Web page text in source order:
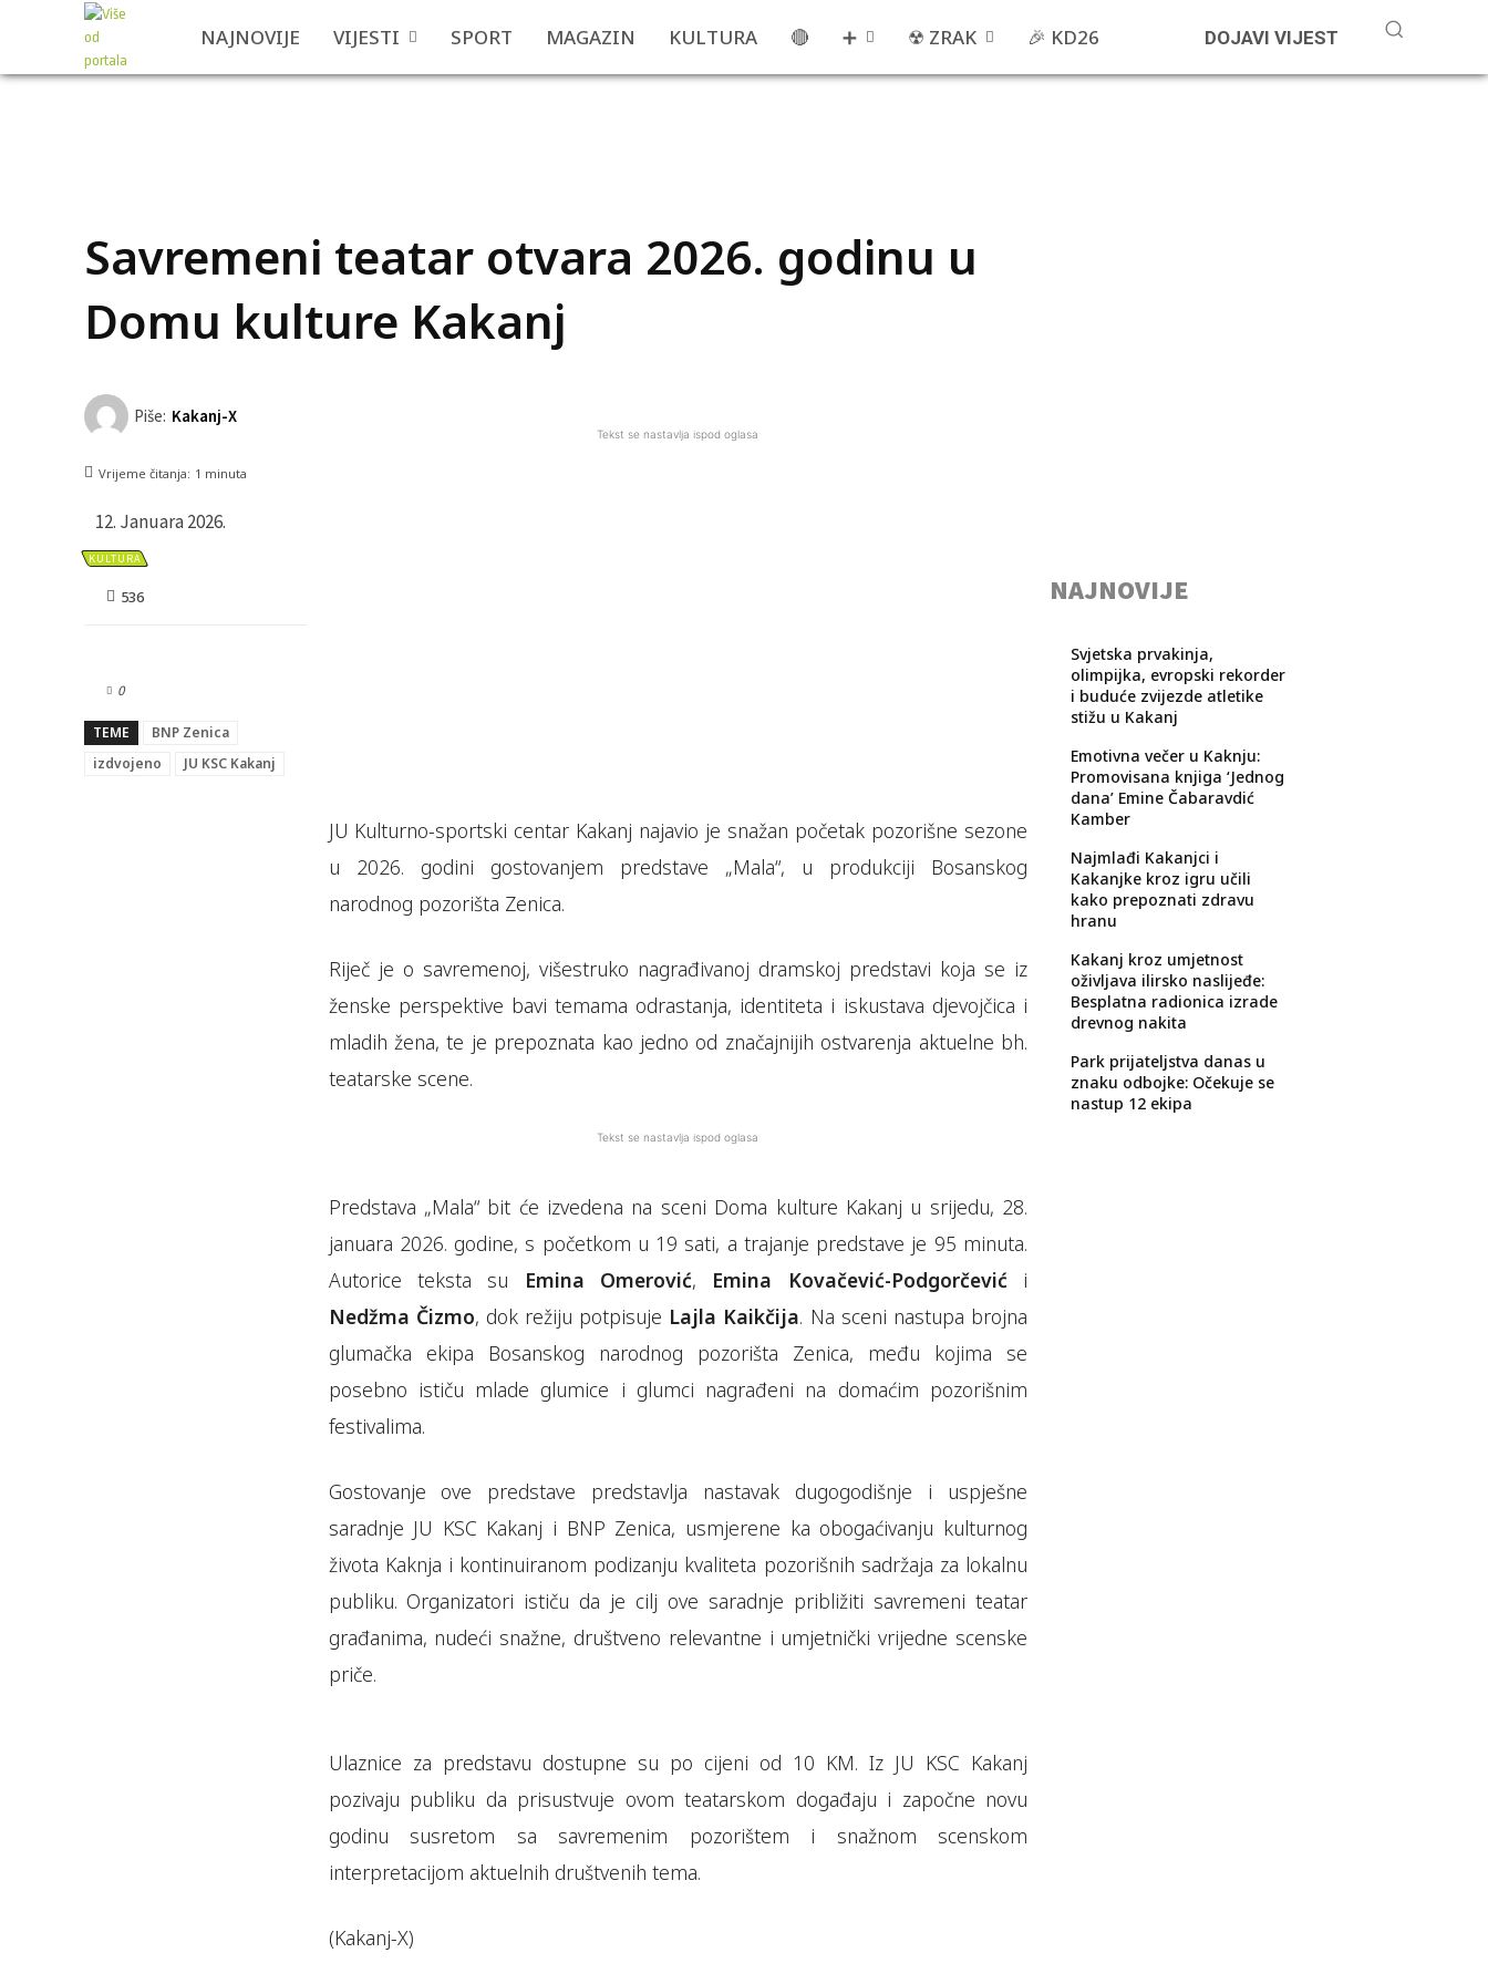
NAJNOVIJE VIJESTI SPORT MAGAZIN KULTURA 🔴 ➕ ☢ ZRAK 🎉 KD26 DOJAVI VIJEST
Savremeni teatar otvara 2026. godinu u
Domu kulture Kakanj
Piše: Kakanj-X
Vrijeme čitanja: 1 minuta
12. Januara 2026.
KULTURA
536
0
TEME
BNP Zenica
izdvojeno
JU KSC Kakanj
Tekst se nastavlja ispod oglasa
JU Kulturno-sportski centar Kakanj najavio je snažan početak pozorišne sezone
u 2026. godini gostovanjem predstave „Mala“, u produkciji Bosanskog
narodnog pozorišta Zenica.
Riječ je o savremenoj, višestruko nagrađivanoj dramskoj predstavi koja se iz
ženske perspektive bavi temama odrastanja, identiteta i iskustava djevojčica i
mladih žena, te je prepoznata kao jedno od značajnijih ostvarenja aktuelne bh.
teatarske scene.
Tekst se nastavlja ispod oglasa
Predstava „Mala“ bit će izvedena na sceni Doma kulture Kakanj u srijedu, 28.
januara 2026. godine, s početkom u 19 sati, a trajanje predstave je 95 minuta.
Autorice teksta su
Emina Omerović, Emina Kovačević-Podgorčević i
Nedžma Čizmo, dok režiju potpisuje Lajla Kaikčija. Na sceni nastupa brojna
glumačka ekipa Bosanskog narodnog pozorišta Zenica, među kojima se
posebno ističu mlade glumice i glumci nagrađeni na domaćim pozorišnim
festivalima.
Gostovanje ove predstave predstavlja nastavak dugogodišnje i uspješne
saradnje JU KSC Kakanj i BNP Zenica, usmjerene ka obogaćivanju kulturnog
života Kaknja i kontinuiranom podizanju kvaliteta pozorišnih sadržaja za lokalnu
publiku. Organizatori ističu da je cilj ove saradnje približiti savremeni teatar
građanima, nudeći snažne, društveno relevantne i umjetnički vrijedne scenske
priče.
Ulaznice za predstavu dostupne su po cijeni od 10 KM. Iz JU KSC Kakanj
pozivaju publiku da prisustvuje ovom teatarskom događaju i započne novu
godinu susretom sa savremenim pozorištem i snažnom scenskom
interpretacijom aktuelnih društvenih tema.
(Kakanj-X)
NAJNOVIJE
Svjetska prvakinja,
olimpijka, evropski rekorder
i buduće zvijezde atletike
stižu u Kakanj
Emotivna večer u Kaknju:
Promovisana knjiga ‘Jednog
dana’ Emine Čabaravdić
Kamber
Najmlađi Kakanjci i
Kakanjke kroz igru učili
kako prepoznati zdravu
hranu
Kakanj kroz umjetnost
oživljava ilirsko naslijeđe:
Besplatna radionica izrade
drevnog nakita
Park prijateljstva danas u
znaku odbojke: Očekuje se
nastup 12 ekipa